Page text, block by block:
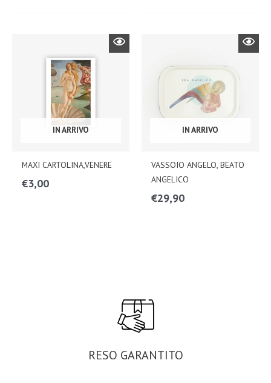
IN ARRIVO
MAXI CARTOLINA,VENERE
€3,00
IN ARRIVO
VASSOIO ANGELO, BEATO
ANGELICO
€29,90
RESO GARANTITO